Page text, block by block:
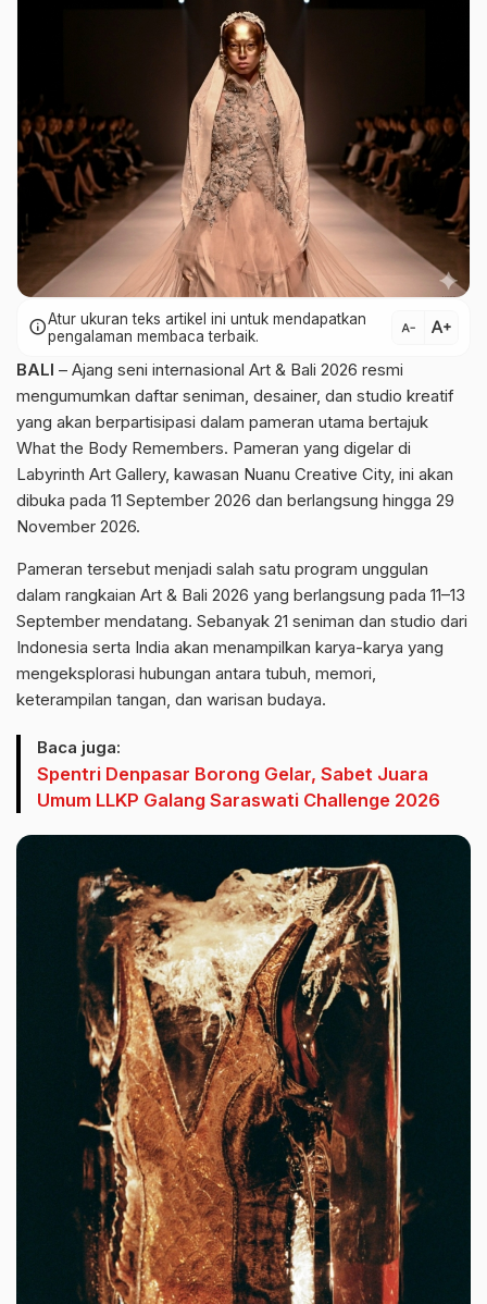
infoAtur ukuran teks artikel ini untuk mendapatkan
pengalaman membaca terbaik.
text_decrease text_increase
BALI – Ajang seni internasional Art & Bali 2026 resmi
mengumumkan daftar seniman, desainer, dan studio kreatif
yang akan berpartisipasi dalam pameran utama bertajuk
What the Body Remembers. Pameran yang digelar di
Labyrinth Art Gallery, kawasan Nuanu Creative City, ini akan
dibuka pada 11 September 2026 dan berlangsung hingga 29
November 2026.
Pameran tersebut menjadi salah satu program unggulan
dalam rangkaian Art & Bali 2026 yang berlangsung pada 11–13
September mendatang. Sebanyak 21 seniman dan studio dari
Indonesia serta India akan menampilkan karya-karya yang
mengeksplorasi hubungan antara tubuh, memori,
keterampilan tangan, dan warisan budaya.
Baca juga:
Spentri Denpasar Borong Gelar, Sabet Juara
Umum LLKP Galang Saraswati Challenge 2026